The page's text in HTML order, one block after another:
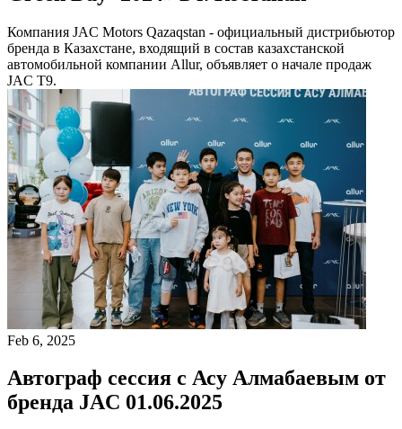
Компания JAC Motors Qazaqstan - официальный дистрибьютор
бренда в Казахстане, входящий в состав казахстанской
автомобильной компании Allur, объявляет о начале продаж
JAC T9.
Feb 6, 2025
Автограф сессия с Асу Алмабаевым от
бренда JAC 01.06.2025